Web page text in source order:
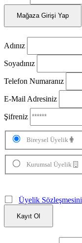
Mağaza Girişi Yap
Adınız
Soyadınız
Telefon Numaranız
E-Mail Adresiniz
Şifreniz
Bireysel Üyelik
Kurumsal Üyelik
Üyelik Sözleşmesini
Kayıt Ol